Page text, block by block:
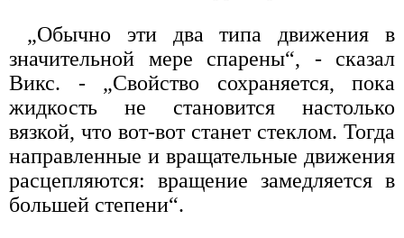
„Обычно эти два типа движения в
значительной мере спарены“, - сказал
Викс. - „Свойство сохраняется, пока
жидкость не становится настолько
вязкой, что вот-вот станет стеклом. Тогда
направленные и вращательные движения
расцепляются: вращение замедляется в
большей степени“.